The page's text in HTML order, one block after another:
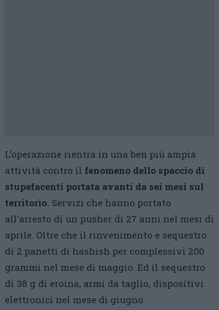
L’operazione rientra in una ben più ampia
attività contro il fenomeno dello spaccio di
stupefacenti portata avanti da sei mesi sul
territorio. Servizi che hanno portato
all’arresto di un pusher di 27 anni nel mesi di
aprile. Oltre che il rinvenimento e sequestro
di 2 panetti di hashish per complessivi 200
grammi nel mese di maggio. Ed il sequestro
di 38 g di eroina, armi da taglio, dispositivi
elettronici nel mese di giugno.